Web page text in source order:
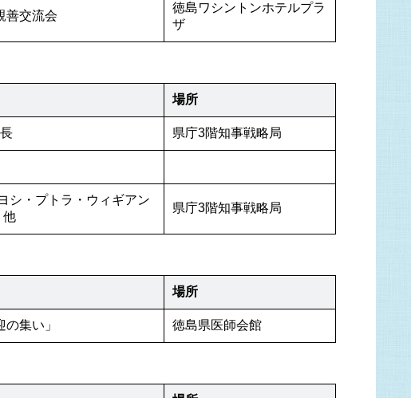
善交流会
徳島ワシントンホテルプラ
ザ
場所
県庁3階知事戦略局
シ・プトラ・ウィギアン
他
県庁3階知事戦略局
場所
集い」 徳島県医師会館